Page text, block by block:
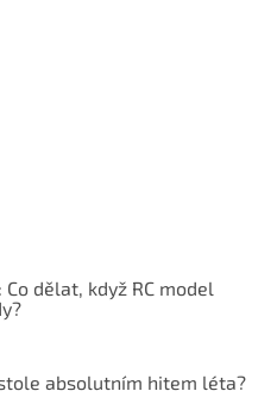
dělat, když RC model
absolutním hitem léta?